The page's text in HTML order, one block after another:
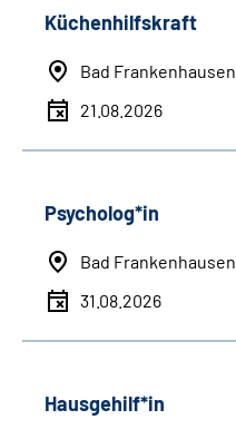
Küchenhilfskraft
Bad Frankenhausen
21.08.2026
Psycholog*in
Bad Frankenhausen
31.08.2026
Hausgehilf*in